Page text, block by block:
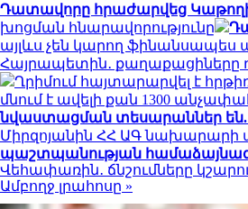
Դատավորը հրաժարվեց
խոցման հնարավորությունը
այլևս չեն կարող ֆինանսապես
Հայրապետին․ քաղաքացիները
Ղրիմում հայտարարվել է
մնում է ավելի քան 1300
նվաստացման տեսարաններ են.
Միրզոյանին ՀՀ ԱԳ նախարարի
պաշտպանության
Վեհափառին․ ճնշումները
Ամբողջ լրահոսը »